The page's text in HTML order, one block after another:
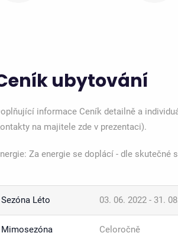
ubytování
informace Ceník detailně a
na majitele zde v prezentaci).
Za energie se doplácí - dle skutečné
Sezóna Léto 03. 06. 2022 - 31.
Mimosezóna Celoročně